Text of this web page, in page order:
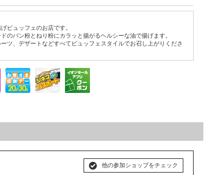
ビュッフェのお店です。
のパン粉とねり粉にカラッと揚がるヘルシーな油で揚げます。
ツ、デザートなどすべてビュッフェスタイルでお召し上がりくださ
他の参加ショップをチェック